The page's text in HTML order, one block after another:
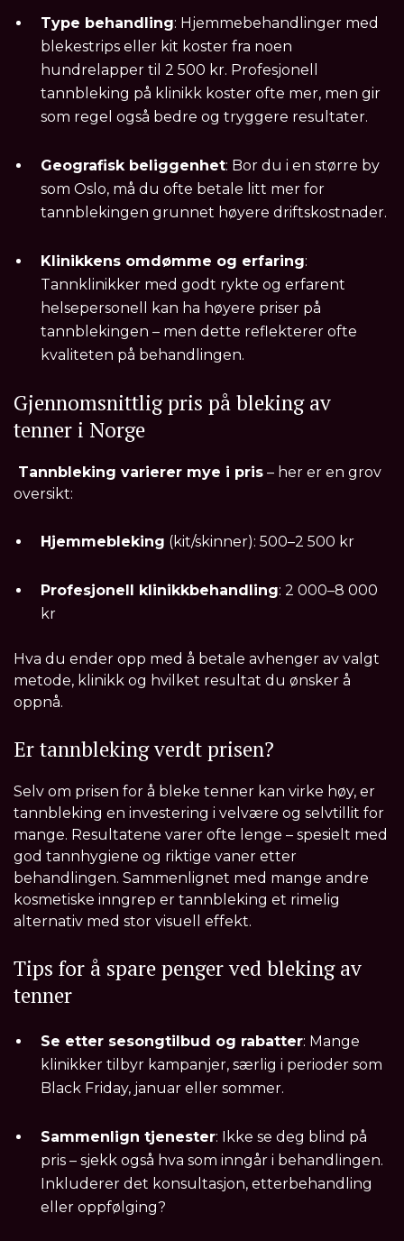
Type behandling: Hjemmebehandlinger med
blekestrips eller kit koster fra noen
hundrelapper til 2 500 kr. Profesjonell
tannbleking på klinikk koster ofte mer, men gir
som regel også bedre og tryggere resultater.
Geografisk beliggenhet: Bor du i en større by
som Oslo, må du ofte betale litt mer for
tannblekingen grunnet høyere driftskostnader.
Klinikkens omdømme og erfaring:
Tannklinikker med godt rykte og erfarent
helsepersonell kan ha høyere priser på
tannblekingen – men dette reflekterer ofte
kvaliteten på behandlingen.
Gjennomsnittlig pris på bleking av
tenner i Norge
Tannbleking varierer mye i pris – her er en grov
oversikt:
Hjemmebleking (kit/skinner): 500–2 500 kr
Profesjonell klinikkbehandling: 2 000–8 000
kr
Hva du ender opp med å betale avhenger av valgt
metode, klinikk og hvilket resultat du ønsker å
oppnå.
Er tannbleking verdt prisen?
Selv om prisen for å bleke tenner kan virke høy, er
tannbleking en investering i velvære og selvtillit for
mange. Resultatene varer ofte lenge – spesielt med
god tannhygiene og riktige vaner etter
behandlingen. Sammenlignet med mange andre
kosmetiske inngrep er tannbleking et rimelig
alternativ med stor visuell effekt.
Tips for å spare penger ved bleking av
tenner
Se etter sesongtilbud og rabatter: Mange
klinikker tilbyr kampanjer, særlig i perioder som
Black Friday, januar eller sommer.
Sammenlign tjenester: Ikke se deg blind på
pris – sjekk også hva som inngår i behandlingen.
Inkluderer det konsultasjon, etterbehandling
eller oppfølging?